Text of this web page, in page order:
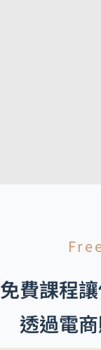
免費課程
透過電